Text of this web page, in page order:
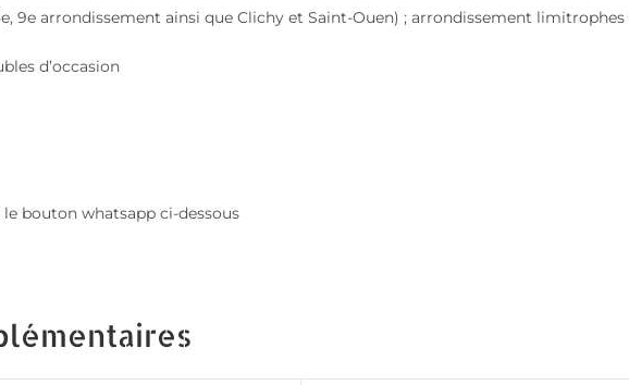
9e arrondissement ainsi que Clichy et Saint-Ouen) ; arrondissement
d’occasion
le bouton whatsapp ci-dessous